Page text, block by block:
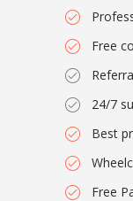
Free
24/7
Best
Free